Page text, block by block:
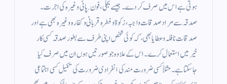
ہوتی ہے اس میں صرف کر دے ۔ جیسے بجلی ، فون . پانی وغیرہ کی اجرت ۔
صدقہ سے مراد صدقات واجبہ ، زکوة و فطرہ قربانی و کفارہ وغیرہ بھی ہے اور
صدقات نافلہ و عطایا بھی ، کہ کوئی شخص اپنی طرف سے بطور صدقہ کسی کار
خیر میں استعمال کرے ۔ اس کے علاوہ جو صورتیں ہوں ان میں صرف کیا
جاسکتا ہے ۔ مثلاً کسی ضرورت مند کی انفرادی ضرورت کی تکمیل کسی اجتماعی